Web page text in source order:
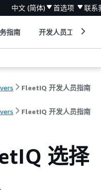
中文 (简体) 首选项 联系
指南 开发人员工具
FleetIQ 开发人员指南
FleetIQ 开发人员指南
选择